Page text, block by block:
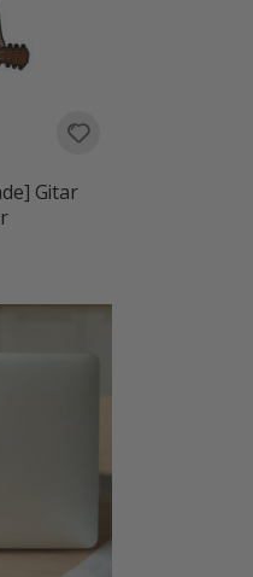
Gitar